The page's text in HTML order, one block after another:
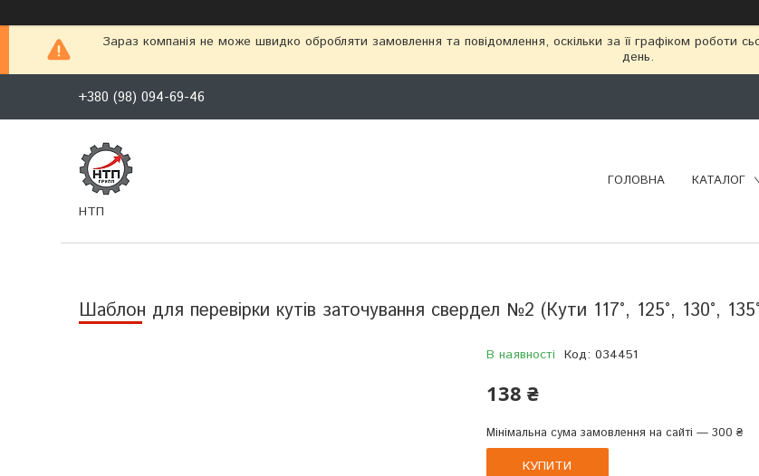
Зараз компанія не може швидко обробляти замовлення та повідомлення, оскільки за її графіком роботи
день.
+380 (98) 094-69-46
НТП
ГОЛОВНА КАТАЛОГ
Шаблон для перевірки кутів заточування свердел №2 (Кути 117°, 125°, 130°,
В наявності Код: 034451
138 ₴
Мінімальна сума замовлення на сайті — 300 ₴
КУПИТИ